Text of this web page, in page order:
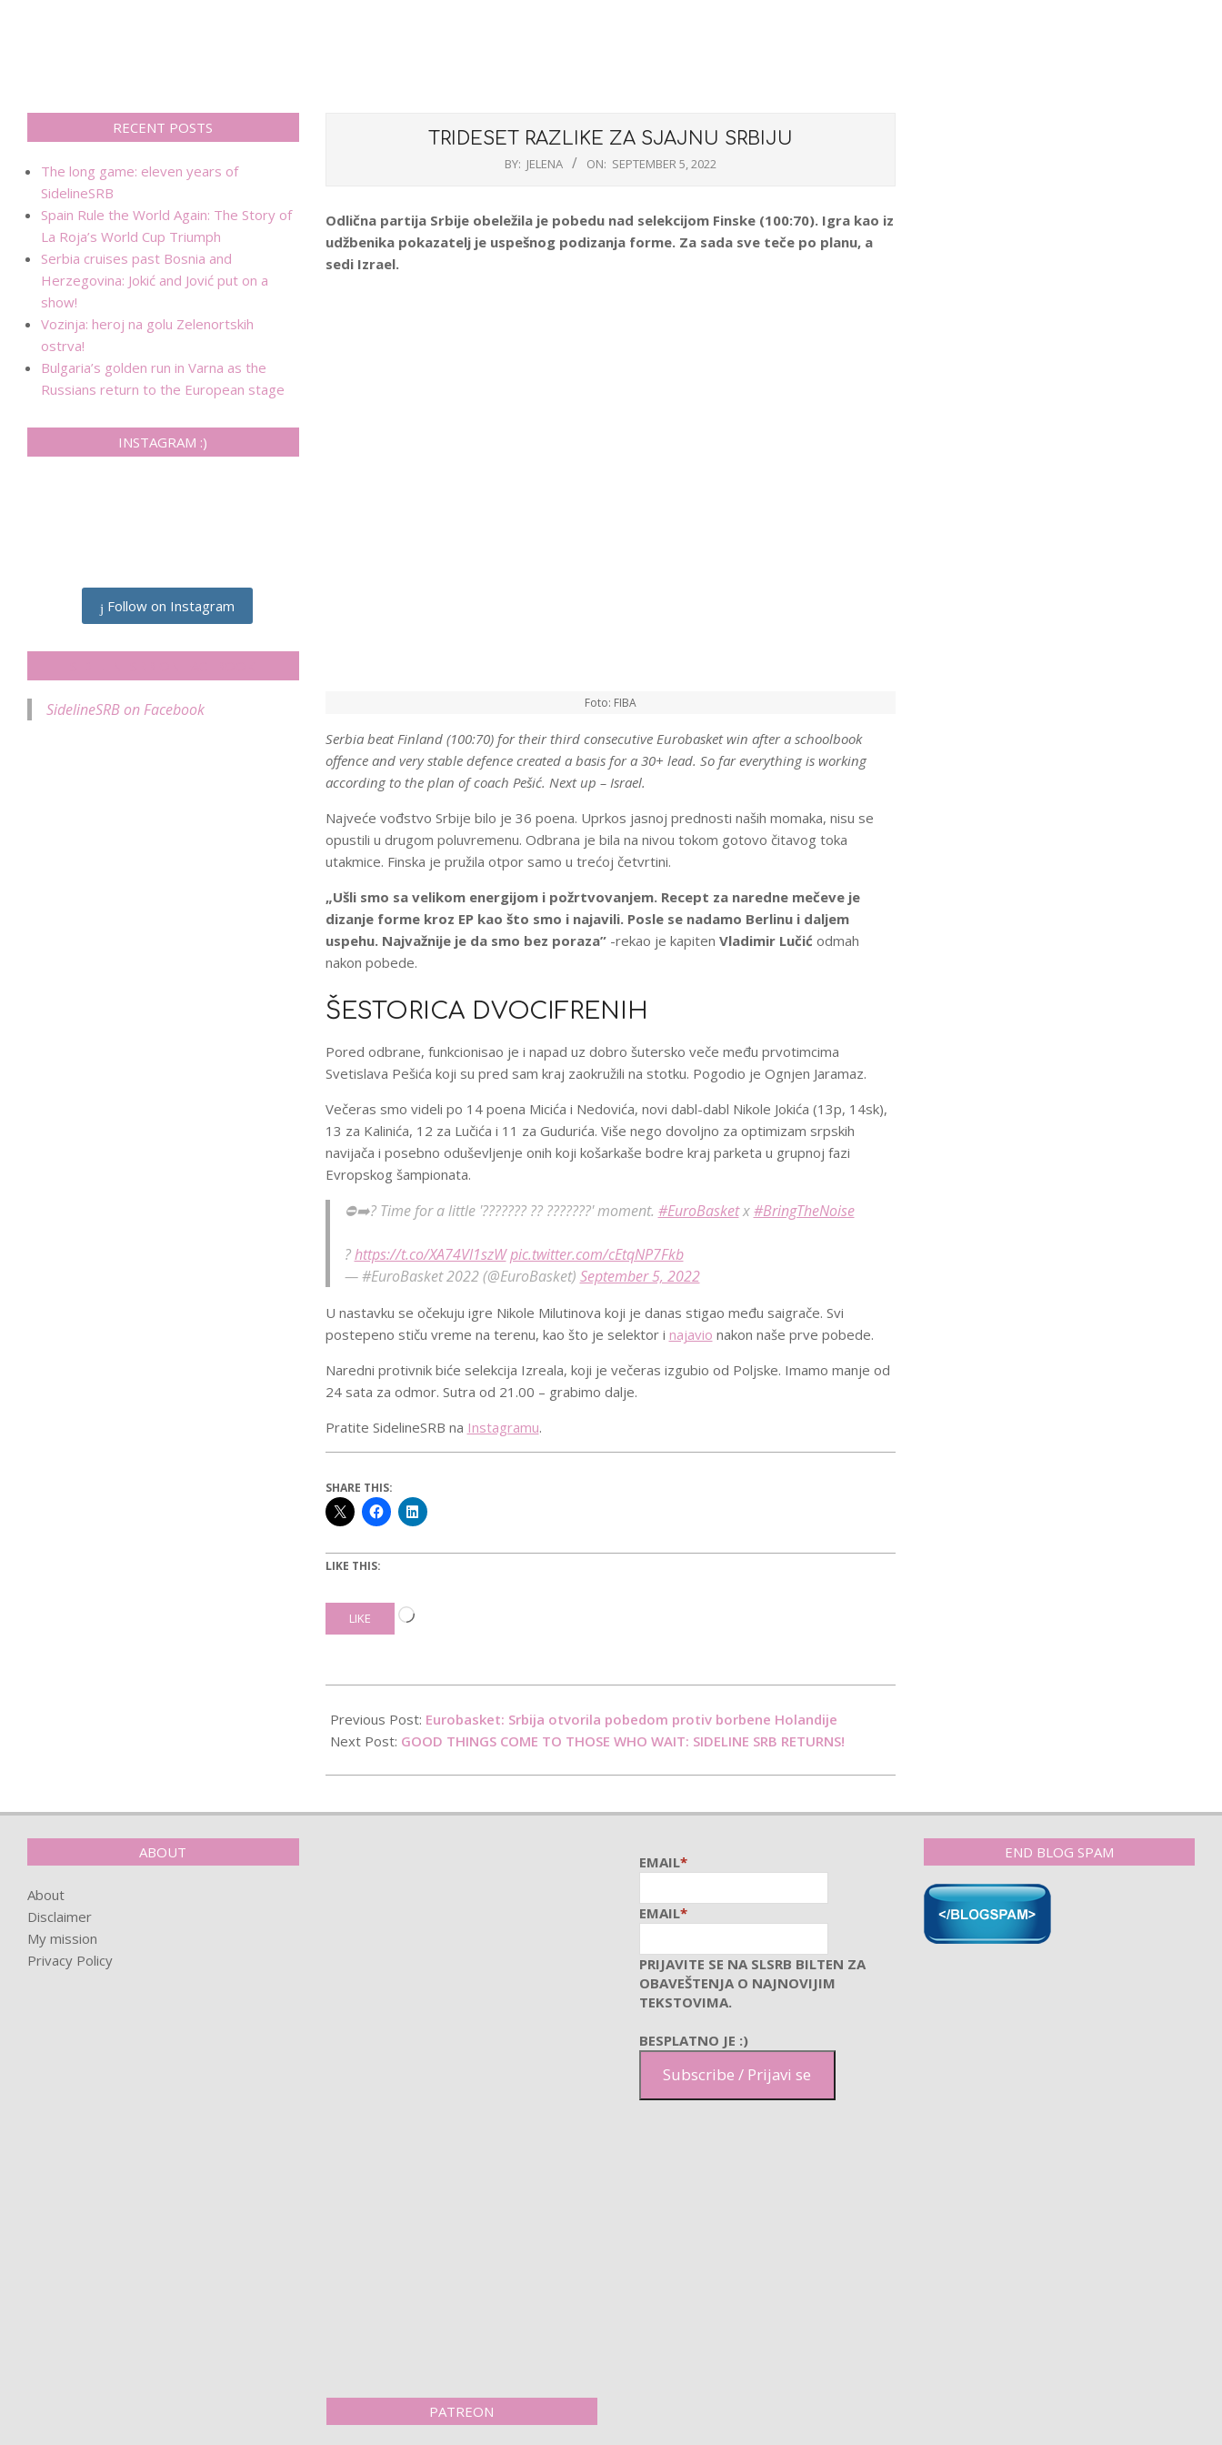
TRIDESET RAZLIKE ZA SJAJNU SRBIJU
BY: JELENA ON: SEPTEMBER 5, 2022
Odlična partija Srbije obeležila je pobedu nad selekcijom Finske (100:70). Igra kao iz
udžbenika pokazatelj je uspešnog podizanja forme. Za sada sve teče po planu, a
sedi Izrael.
Foto: FIBA
Serbia beat Finland (100:70) for their third consecutive Eurobasket win after a schoolbook
offence and very stable defence created a basis for a 30+ lead. So far everything is working
according to the plan of coach Pešić. Next up – Israel.
Najveće vođstvo Srbije bilo je 36 poena. Uprkos jasnoj prednosti naših momaka, nisu se
opustili u drugom poluvremenu. Odbrana je bila na nivou tokom gotovo čitavog toka
utakmice. Finska je pružila otpor samo u trećoj četvrtini.
„Ušli smo sa velikom energijom i požrtvovanjem. Recept za naredne mečeve je
dizanje forme kroz EP kao što smo i najavili. Posle se nadamo Berlinu i daljem
uspehu. Najvažnije je da smo bez poraza”-rekao je kapiten Vladimir Lučić odmah
nakon pobede.
ŠESTORICA DVOCIFRENIH
Pored odbrane, funkcionisao je i napad uz dobro šutersko veče među prvotimcima
Svetislava Pešića koji su pred sam kraj zaokružili na stotku. Pogodio je Ognjen Jaramaz.
Večeras smo videli po 14 poena Micića i Nedovića, novi dabl-dabl Nikole Jokića (13p, 14sk),
13 za Kalinića, 12 za Lučića i 11 za Gudurića. Više nego dovoljno za optimizam srpskih
navijača i posebno oduševljenje onih koji košarkaše bodre kraj parketa u grupnoj fazi
Evropskog šampionata.
⛔️➡️? Time for a little '??????? ?? ???????' moment. #EuroBasketx#BringTheNoise
?https://t.co/XA74Vl1szW pic.twitter.com/cEtqNP7Fkb
— #EuroBasket 2022 (@EuroBasket) September 5, 2022
U nastavku se očekuju igre Nikole Milutinova koji je danas stigao među saigrače. Svi
postepeno stiču vreme na terenu, kao što je selektor i najavio nakon naše prve pobede.
Naredni protivnik biće selekcija Izreala, koji je večeras izgubio od Poljske. Imamo manje od
24 sata za odmor. Sutra od 21.00 – grabimo dalje.
Pratite SidelineSRB na Instagramu.
SHARE THIS:
LIKE THIS:
LIKE
Loading…
09-
05
Previous Post: Eurobasket: Srbija otvorila pobedom protiv borbene Holandije
Next Post: GOOD THINGS COME TO THOSE WHO WAIT: SIDELINE SRB RETURNS!
RECENT POSTS
The long game: eleven years of
SidelineSRB
Spain Rule the World Again: The Story of
La Roja’s World Cup Triumph
Serbia cruises past Bosnia and
Herzegovina: Jokić and Jović put on a
show!
Vozinja: heroj na golu Zelenortskih
ostrva!
Bulgaria’s golden run in Varna as the
Russians return to the European stage
INSTAGRAM :)
Follow on Instagram
SidelineSRB on Facebook
ABOUT
About
Disclaimer
My mission
Privacy Policy
PATREON
EMAIL*
EMAIL*
PRIJAVITE SE NA SLSRB BILTEN ZA
OBAVEŠTENJA O NAJNOVIJIM
TEKSTOVIMA.
BESPLATNO JE :)
Subscribe / Prijavi se
END BLOG SPAM